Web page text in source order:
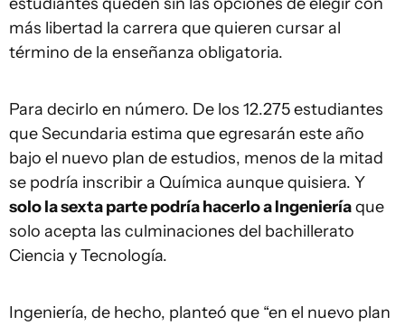
más libertad la carrera que quieren cursar al
término de la enseñanza obligatoria.
Para decirlo en número. De los 12.275 estudiantes
que Secundaria estima que egresarán este año
bajo el nuevo plan de estudios, menos de la mitad
se podría inscribir a Química aunque quisiera. Y
solo la sexta parte podría hacerlo a Ingenieríaque
solo acepta las culminaciones del bachillerato
Ciencia y Tecnología.
Ingeniería, de hecho, planteó que “en el nuevo plan